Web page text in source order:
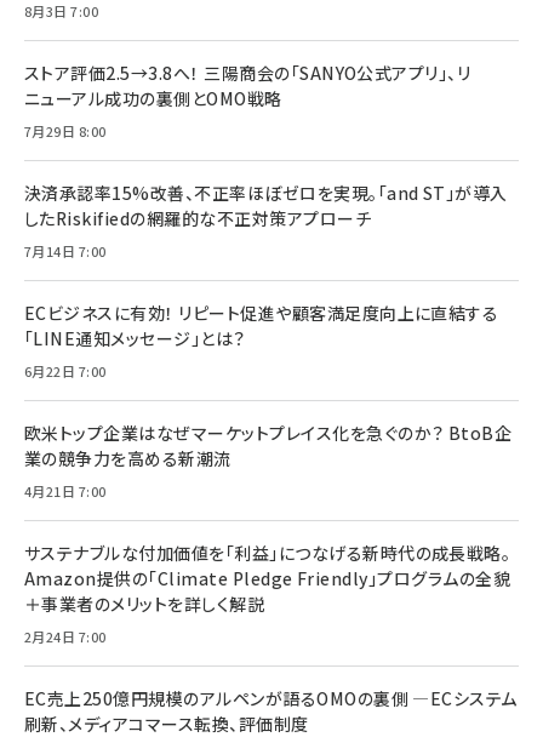
8月3日 7:00
ストア評価2.5→3.8へ！ 三陽商会の「SANYO公式アプリ」、リ
ニューアル成功の裏側とOMO戦略
7月29日 8:00
決済承認率15%改善、不正率ほぼゼロを実現。「and ST」が導入
したRiskifiedの網羅的な不正対策アプローチ
7月14日 7:00
ECビジネスに有効！ リピート促進や顧客満足度向上に直結する
「LINE通知メッセージ」とは？
6月22日 7:00
欧米トップ企業はなぜマーケットプレイス化を急ぐのか？ BtoB企
業の競争力を高める新潮流
4月21日 7:00
サステナブルな付加価値を「利益」につなげる新時代の成長戦略。
Amazon提供の「Climate Pledge Friendly」プログラムの全貌
＋事業者のメリットを詳しく解説
2月24日 7:00
EC売上250億円規模のアルペンが語るOMOの裏側 ―ECシステム
刷新、メディアコマース転換、評価制度